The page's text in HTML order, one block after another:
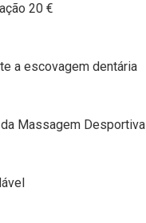
20 €
a escovagem dentária
Massagem Desportiva